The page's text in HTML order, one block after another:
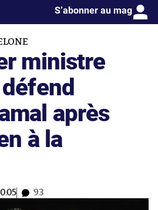
S’abonner au mag
ministre
après
à la
93